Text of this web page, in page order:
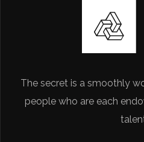
The secret is a smoothly
people who are each